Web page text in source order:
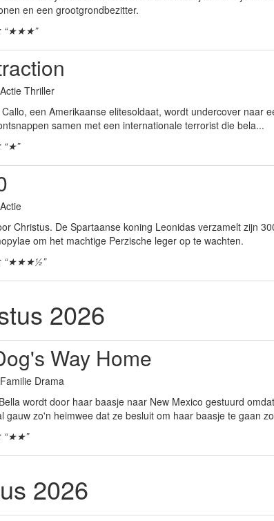
en een grootgrondbezitter.
“★★★”
Thriller
een Amerikaanse elitesoldaat, wordt undercover naar
samen met een internationale terrorist die bela...
“★”
Christus. De Spartaanse koning Leonidas verzamelt zijn
om het machtige Perzische leger op te wachten.
“★★★½”
2026
Way Home
Drama
wordt door haar baasje naar New Mexico gestuurd
gauw zo'n heimwee dat ze besluit om haar baasje te gaan
“★★”
2026